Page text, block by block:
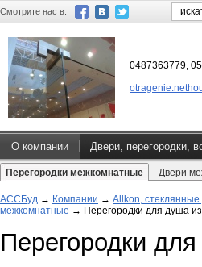
Смотрите нас в:
0487363779,
О компании Двери, перегородки,
Перегородки межкомнатные Двери
АССБуд → Компании → Allkon, стеклянные
межкомнатные → Перегородки для душа
Перегородки